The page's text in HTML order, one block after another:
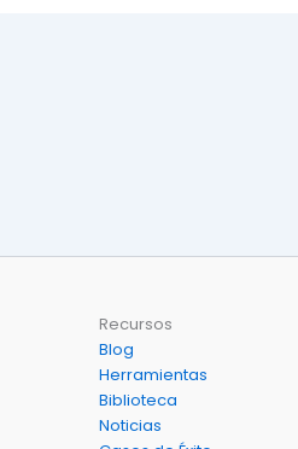
Recursos
Blog
Herramientas
Biblioteca
Noticias